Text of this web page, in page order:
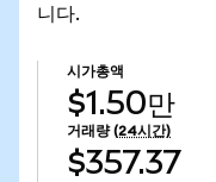
니다.
시가총액
$1.50만
거래량 (24시간)
$357.37